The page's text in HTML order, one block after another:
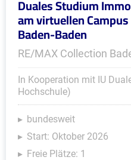
Duales Studium
am virtuellen
Baden-Baden
RE/MAX Collection
In Kooperation mit IU
Hochschule)
bundesweit
Start: Oktober 2026
Freie Plätze: 1